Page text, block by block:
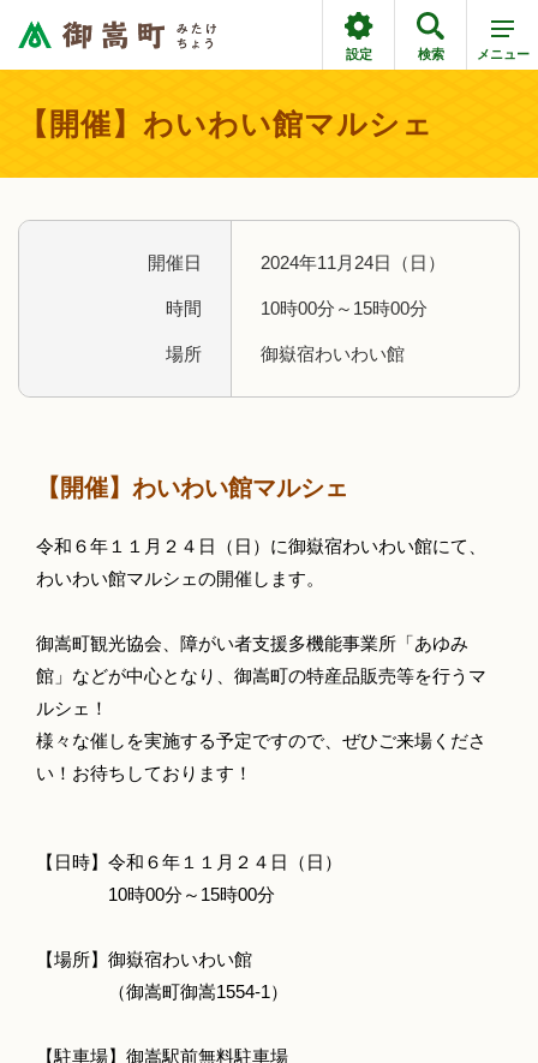
設定 検索 メニュー
【開催】わいわい館マルシェ
開催日 2024年11月24日（日）
時間 10時00分～15時00分
場所 御嶽宿わいわい館
【開催】わいわい館マルシェ
令和６年１１月２４日（日）に御嶽宿わいわい館にて、
わいわい館マルシェの開催します。
御嵩町観光協会、障がい者支援多機能事業所「あゆみ
館」などが中心となり、御嵩町の特産品販売等を行うマ
ルシェ！
様々な催しを実施する予定ですので、ぜひご来場くださ
い！お待ちしております！
【日時】令和６年１１月２４日（日）
10時00分～15時00分
【場所】御嶽宿わいわい館
（御嵩町御嵩1554-1）
【駐車場】御嵩駅前無料駐車場